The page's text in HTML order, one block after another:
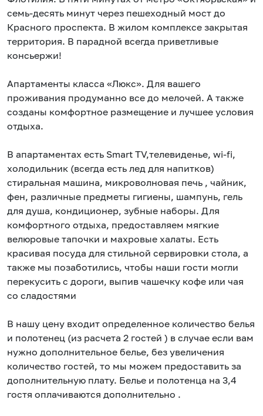
семь-десять минут через пешеходный мост до
Красного проспекта. В жилом комплексе закрытая
территория. В парадной всегда приветливые
консьержи!
Апартаменты класса «Люкс». Для вашего
проживания продуманно все до мелочей. А также
созданы комфортное размещение и лучшее условия
отдыха.
В апартаментах есть Smart TV,телевиденье, wi-fi,
холодильник (всегда есть лед для напитков)
стиральная машина, микроволновая печь , чайник,
фен, различные предметы гигиены, шампунь, гель
для душа, кондиционер, зубные наборы. Для
комфортного отдыха, предоставляем мягкие
велюровые тапочки и махровые халаты. Есть
красивая посуда для стильной сервировки стола, а
также мы позаботились, чтобы наши гости могли
перекусить с дороги, выпив чашечку кофе или чая
со сладостями
В нашу цену входит определенное количество белья
и полотенец (из расчета 2 гостей ) в случае если вам
нужно дополнительное белье, без увеличения
количество гостей, то мы можем предоставить за
дополнительную плату. Белье и полотенца на 3,4
гостя оплачиваются дополнительно .